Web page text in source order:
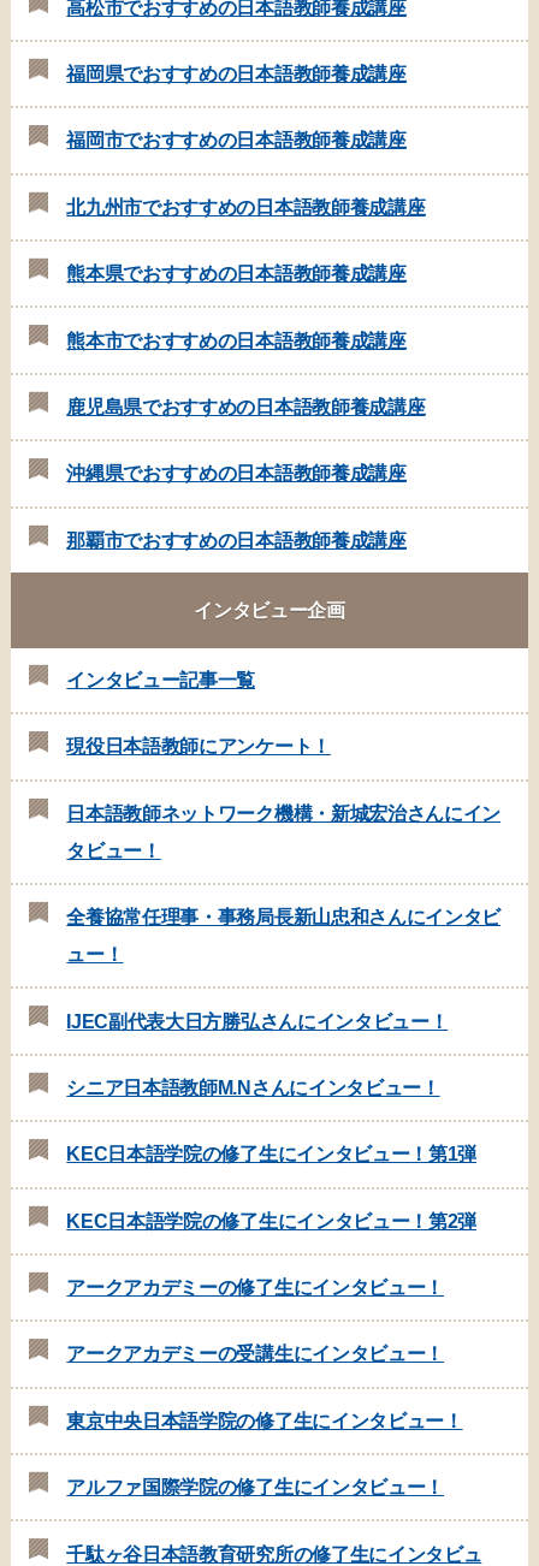
高松市でおすすめの日本語教師養成講座
福岡県でおすすめの日本語教師養成講座
福岡市でおすすめの日本語教師養成講座
北九州市でおすすめの日本語教師養成講座
熊本県でおすすめの日本語教師養成講座
熊本市でおすすめの日本語教師養成講座
鹿児島県でおすすめの日本語教師養成講座
沖縄県でおすすめの日本語教師養成講座
那覇市でおすすめの日本語教師養成講座
インタビュー企画
インタビュー記事一覧
現役日本語教師にアンケート！
日本語教師ネットワーク機構・新城宏治さんにイン
タビュー！
全養協常任理事・事務局長新山忠和さんにインタビ
ュー！
IJEC副代表大日方勝弘さんにインタビュー！
シニア日本語教師M.Nさんにインタビュー！
KEC日本語学院の修了生にインタビュー！第1弾
KEC日本語学院の修了生にインタビュー！第2弾
アークアカデミーの修了生にインタビュー！
アークアカデミーの受講生にインタビュー！
東京中央日本語学院の修了生にインタビュー！
アルファ国際学院の修了生にインタビュー！
千駄ヶ谷日本語教育研究所の修了生にインタビュ